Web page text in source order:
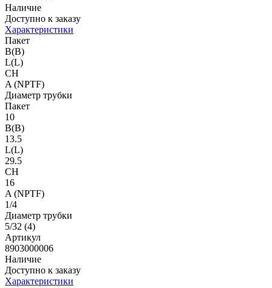
Наличие
Доступно к заказу
Характеристики
Пакет
B(B)
L(L)
CH
A (NPTF)
Диаметр трубки
Пакет
10
B(B)
13.5
L(L)
29.5
CH
16
A (NPTF)
1/4
Диаметр трубки
5/32 (4)
Артикул
8903000006
Наличие
Доступно к заказу
Характеристики